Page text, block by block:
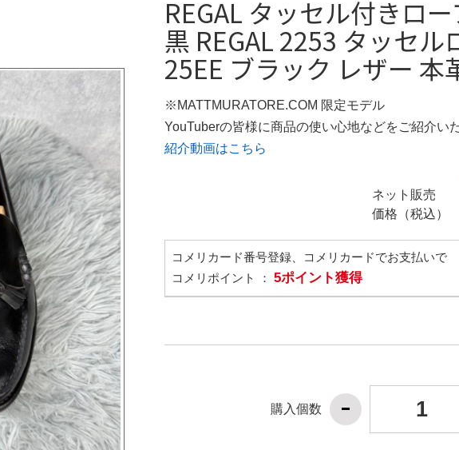
REGAL タッセル付きロ
黒 REGAL 2253 タッセル
25EE ブラック レザー 本
※MATTMURATORE.COM 限定モデル
YouTuberの皆様に商品の使い心地などをご紹介い
紹介動画はこちら
ネット販売
価格（税込）
コメリカード番号登録、コメリカードでお支払いで
コメリポイント ： 5ポイント獲得
購入個数